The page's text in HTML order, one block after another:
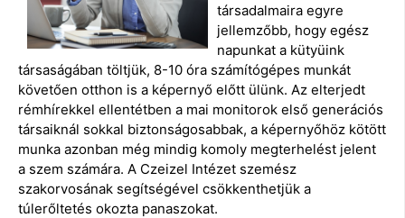
társadalmaira egyre
jellemzőbb, hogy egész
napunkat a kütyüink
társaságában töltjük, 8-10 óra számítógépes munkát
követően otthon is a képernyő előtt ülünk. Az elterjedt
rémhírekkel ellentétben a mai monitorok első generációs
társaiknál sokkal biztonságosabbak, a képernyőhöz kötött
munka azonban még mindig komoly megterhelést jelent
a szem számára. A Czeizel Intézet szemész
szakorvosának segítségével csökkenthetjük a
túlerőltetés okozta panaszokat.